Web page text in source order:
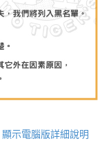
顯示電腦版詳細說明